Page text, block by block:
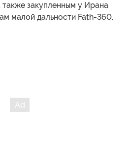
также закупленным у Ирана
малой дальности Fath-360.